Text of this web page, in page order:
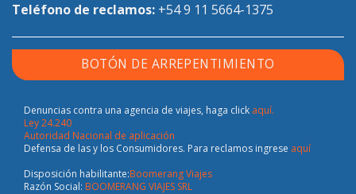
Teléfono de reclamos: +54 9 11 5664-1375
BOTÓN DE ARREPENTIMIENTO
Denuncias contra una agencia de viajes, haga click aquí.
Ley 24.240
Autoridad Nacional de aplicación
Defensa de las y los Consumidores. Para reclamos ingrese aquí
Disposición habilitante:Boomerang Viajes
Razón Social: BOOMERANG VIAJES SRL